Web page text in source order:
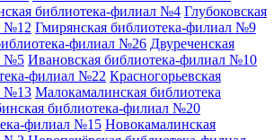
библиотека-филиал №4 Глубоковская
№12 Гмирянская библиотека-филиал №9
филиал №26 Двуреченская
№5 Ивановская библиотека-филиал №10
филиал №22 Красногорьевская
№13 Малокамалинская библиотека
библиотека-филиал №20
филиал №15 Новокамалинская